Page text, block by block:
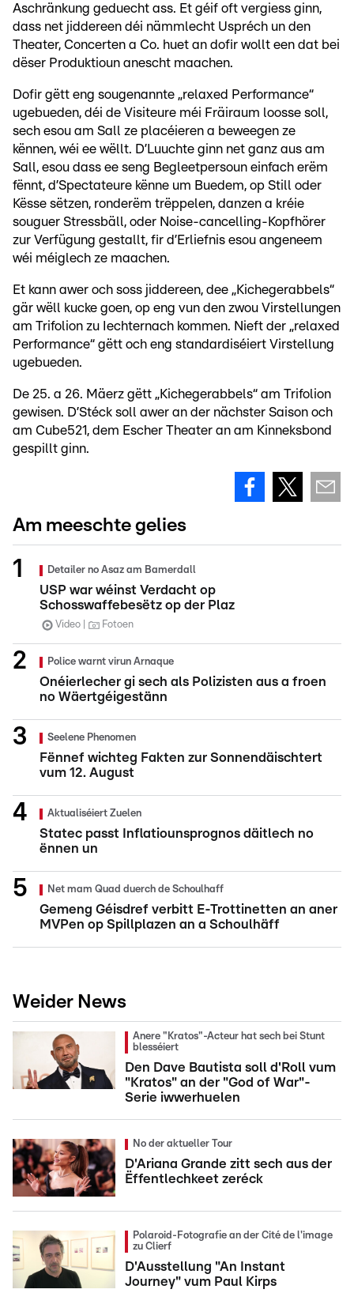
Aschränkung geduecht ass. Et géif oft vergiess ginn,
dass net jiddereen déi nämmlecht Uspréch un den
Theater, Concerten a Co. huet an dofir wollt een dat bei
dëser Produktioun anescht maachen.
Dofir gëtt eng sougenannte „relaxed Performance“
ugebueden, déi de Visiteure méi Fräiraum loosse soll,
sech esou am Sall ze placéieren a beweegen ze
kënnen, wéi ee wëllt. D’Luuchte ginn net ganz aus am
Sall, esou dass ee seng Begleetpersoun einfach erëm
fënnt, d’Spectateure kënne um Buedem, op Still oder
Kësse sëtzen, ronderëm trëppelen, danzen a kréie
souguer Stressbäll, oder Noise-cancelling-Kopfhörer
zur Verfügung gestallt, fir d’Erliefnis esou angeneem
wéi méiglech ze maachen.
Et kann awer och soss jiddereen, dee „Kichegerabbels“
gär wëll kucke goen, op eng vun den zwou Virstellungen
am Trifolion zu Iechternach kommen. Nieft der „relaxed
Performance“ gëtt och eng standardiséiert Virstellung
ugebueden.
De 25. a 26. Mäerz gëtt „Kichegerabbels“ am Trifolion
gewisen. D’Stéck soll awer an der nächster Saison och
am Cube521, dem Escher Theater an am Kinneksbond
gespillt ginn.
Am meeschte gelies
Detailer no Asaz am Bamerdall
USP war wéinst Verdacht op
Schosswaffebesëtz op der Plaz
Video Fotoen
Police warnt virun Arnaque
Onéierlecher gi sech als Polizisten aus a froen
no Wäertgéigestänn
Seelene Phenomen
Fënnef wichteg Fakten zur Sonnendäischtert
vum 12. August
Aktualiséiert Zuelen
Statec passt Inflatiounsprognos däitlech no
ënnen un
Net mam Quad duerch de Schoulhaff
Gemeng Géisdref verbitt E-Trottinetten an aner
MVPen op Spillplazen an a Schoulhäff
Weider News
Anere "Kratos"-Acteur hat sech bei Stunt
blesséiert
Den Dave Bautista soll d'Roll vum
"Kratos" an der "God of War"-
Serie iwwerhuelen
No der aktueller Tour
D'Ariana Grande zitt sech aus der
Ëffentlechkeet zeréck
Polaroid-Fotografie an der Cité de l'image
zu Clierf
D'Ausstellung "An Instant
Journey" vum Paul Kirps